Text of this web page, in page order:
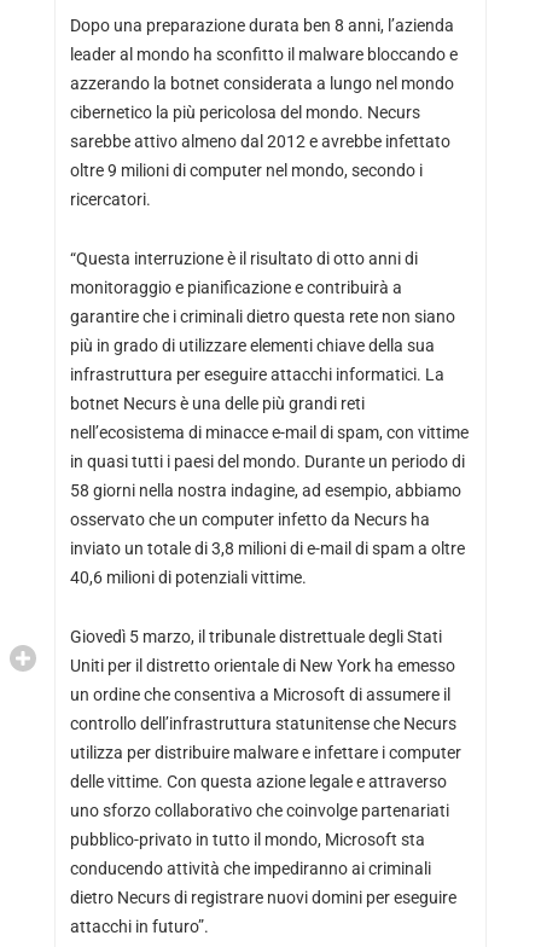
Dopo una preparazione durata ben 8 anni, l’azienda
leader al mondo ha sconfitto il malware bloccando e
azzerando la botnet considerata a lungo nel mondo
cibernetico la più pericolosa del mondo. Necurs
sarebbe attivo almeno dal 2012 e avrebbe infettato
oltre 9 milioni di computer nel mondo, secondo i
ricercatori.
“Questa interruzione è il risultato di otto anni di
monitoraggio e pianificazione e contribuirà a
garantire che i criminali dietro questa rete non siano
più in grado di utilizzare elementi chiave della sua
infrastruttura per eseguire attacchi informatici. La
botnet Necurs è una delle più grandi reti
nell’ecosistema di minacce e-mail di spam, con vittime
in quasi tutti i paesi del mondo. Durante un periodo di
58 giorni nella nostra indagine, ad esempio, abbiamo
osservato che un computer infetto da Necurs ha
inviato un totale di 3,8 milioni di e-mail di spam a oltre
40,6 milioni di potenziali vittime.
Giovedì 5 marzo, il tribunale distrettuale degli Stati
Uniti per il distretto orientale di New York ha emesso
un ordine che consentiva a Microsoft di assumere il
controllo dell’infrastruttura statunitense che Necurs
utilizza per distribuire malware e infettare i computer
delle vittime. Con questa azione legale e attraverso
uno sforzo collaborativo che coinvolge partenariati
pubblico-privato in tutto il mondo, Microsoft sta
conducendo attività che impediranno ai criminali
dietro Necurs di registrare nuovi domini per eseguire
attacchi in futuro”.